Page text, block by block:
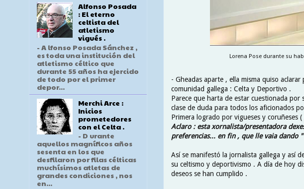
Lorena Pose durante su
- Gheadas aparte , ella misma quiso
comunidad gallega : Celta y Deportivo .
Parece que harta de estar cuestionada
clase de duda para todos los aficionados
Primera logrado por vigueses y
Aclaro : esta xornalista/presentadora
preferencias... en fin , que lle vaia dando
Así se manifestó la jornalista gallega y así
su celtismo y deportivismo . A día de hoy
deseos se han cumplido .
Alfonso Posada
: El eterno
celtista del
atletismo
vigués .
- A lfonso Posada Sánchez ,
es toda una institución del
atletismo céltico que
durante 55 años ha ejercido
de todo por el primer
depor...
Merchi Arce :
Inicios
prometedores
con el Celta .
- D urante
aquellos magníficos años
sesenta en los que
desfilaron por filas célticas
muchísimos atletas de
grandes condiciones , nos
en...